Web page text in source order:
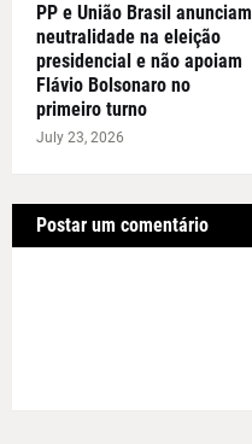
PP e União Brasil anunciam
neutralidade na eleição
presidencial e não apoiam
Flávio Bolsonaro no
primeiro turno
July 23, 2026
Postar um comentário